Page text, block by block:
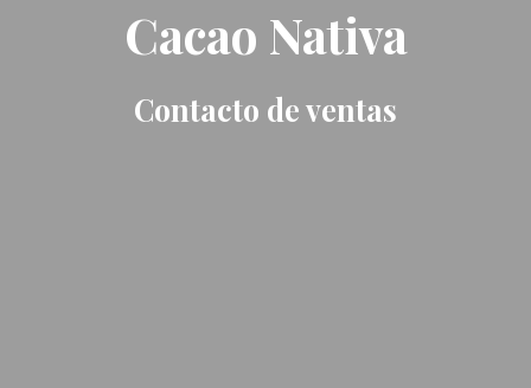
Cacao Nativa
Contacto de ventas